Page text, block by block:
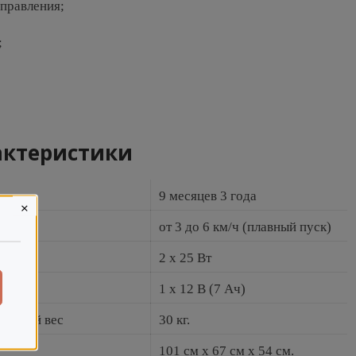
9 месяцев 3 года
от 3 до 6 км/ч (плавный пуск)
2 х 25 Вт
1 х 12 В (7 Ач)
вес 30 кг.
101 см х 67 см х 54 см.
×